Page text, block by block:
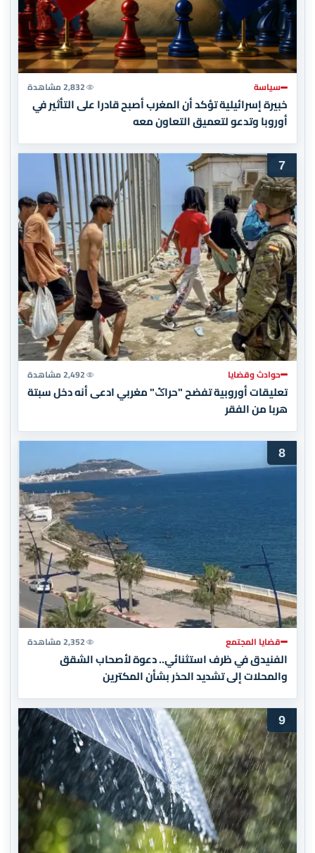
سياسة 2,832 مشاهدة
خبيرة إسرائيلية تؤكد أن المغرب أصبح قادرا على التأثير في
أوروبا وتدعو لتعميق التعاون معه
7
حوادث وقضايا 2,492 مشاهدة
تعليقات أوروبية تفضح "حراݣ" مغربي ادعى أنه دخل سبتة
هربا من الفقر
8
قضايا المجتمع 2,352 مشاهدة
الفنيدق في ظرف استثنائي.. دعوة لأصحاب الشقق
والمحلات إلى تشديد الحذر بشأن المكترين
9